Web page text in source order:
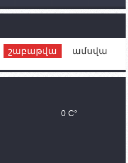
Ալեն
կայցելի Հայաստան
ԼՂ-ում՝ մինչև
աշխատանքների
շաբաթվա ամսվա
0 C°